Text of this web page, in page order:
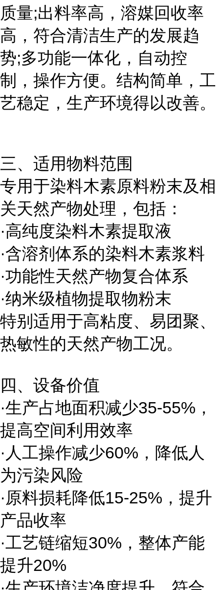
质量;出料率高，溶媒回收率
高，符合清洁生产的发展趋
势;多功能一体化，自动控
制，操作方便。结构简单，工
艺稳定，生产环境得以改善。
三、适用物料范围
专用于染料木素原料粉末及相
关天然产物处理，包括：
·高纯度染料木素提取液
·含溶剂体系的染料木素浆料
·功能性天然产物复合体系
·纳米级植物提取物粉末
特别适用于高粘度、易团聚、
热敏性的天然产物工况。
四、设备价值
·生产占地面积减少35-55%，
提高空间利用效率
·人工操作减少60%，降低人
为污染风险
·原料损耗降低15-25%，提升
产品收率
·工艺链缩短30%，整体产能
提升20%